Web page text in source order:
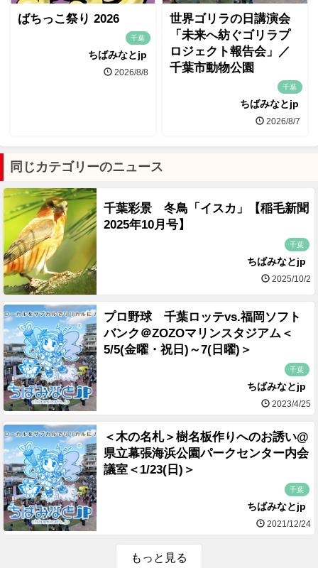
ばちっこ祭り 2026
千葉
ちばみなとjp
2026/8/8
世界ゴリラの日講演会
「未来へ紡ぐゴリラプ
ロジェクト報告会」／
千葉市動物公園
千葉
ちばみなとjp
2026/8/7
同じカテゴリーのニュース
千葉彩景 冬鳥「イスカ」【稲毛新聞
2025年10月号】
千葉
ちばみなとjp
2025/10/2
プロ野球 千葉ロッテvs.福岡ソフト
バンク＠ZOZOマリンスタジアム＜
5/5(金曜・祝日)～7(日曜)＞
千葉
ちばみなとjp
2023/4/25
＜木の名札＞樹名板作りへのお誘い@
県立幕張海浜公園パークセンター内会
議室＜1/23(日)＞
千葉
ちばみなとjp
2021/12/24
もっと見る